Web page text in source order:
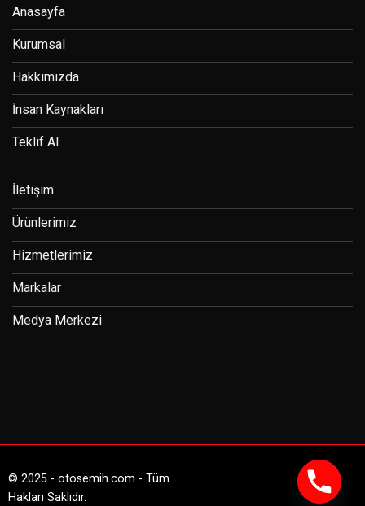
Anasayfa
Kurumsal
Hakkımızda
İnsan Kaynakları
Teklif Al
İletişim
Ürünlerimiz
Hizmetlerimiz
Markalar
Medya Merkezi
© 2025 - otosemih.com - Tüm
Hakları Saklıdır.